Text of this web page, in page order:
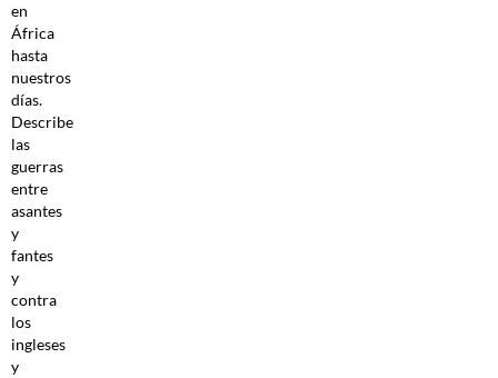
en
África
hasta
nuestros
días.
Describe
las
guerras
entre
asantes
y
fantes
y
contra
los
ingleses
y